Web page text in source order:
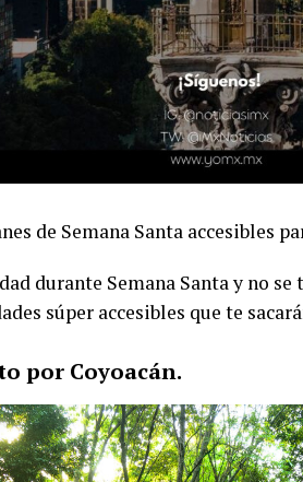
de Semana Santa accesibles
durante Semana Santa y no
súper accesibles que te
por Coyoacán.